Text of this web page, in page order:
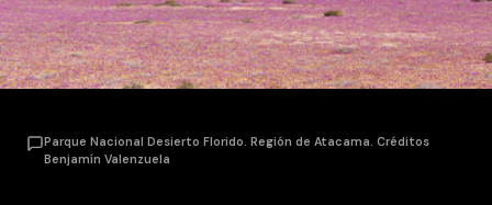
Parque Nacional Desierto Florido. Región de Atacama. Créditos
Benjamín Valenzuela